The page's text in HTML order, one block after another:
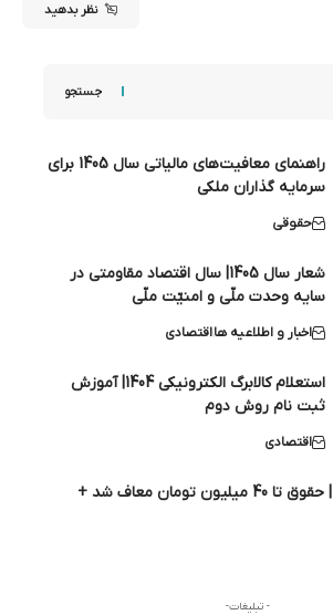
نظر بدهید
جستجو
راهنمای معافیت‌های مالیاتی سال 1405 برای
سرمایه گذاران ملکی
حقوقی
شعار سال 1405| سال اقتصاد مقاومتی در
سایه وحدت ملّی و امنیّت ملّی
اخبار و اطلاعیه هااقتصادی
استعلام کالابرگ الکترونیکی 1404| آموزش
ثبت نام روش دوم
اقتصادی
مالیات حقوق 1405 | حقوق تا 40 میلیون تومان معاف شد +
- تبلیغات-